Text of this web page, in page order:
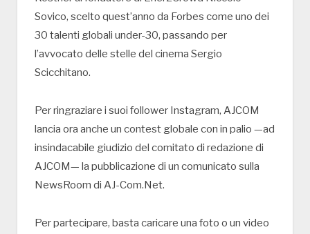
Sovico, scelto quest’anno da Forbes come uno dei
30 talenti globali under-30, passando per
l’avvocato delle stelle del cinema Sergio
Scicchitano.
Per ringraziare i suoi follower Instagram, AJCOM
lancia ora anche un contest globale con in palio —ad
insindacabile giudizio del comitato di redazione di
AJCOM— la pubblicazione di un comunicato sulla
NewsRoom di AJ-Com.Net.
Per partecipare, basta caricare una foto o un video